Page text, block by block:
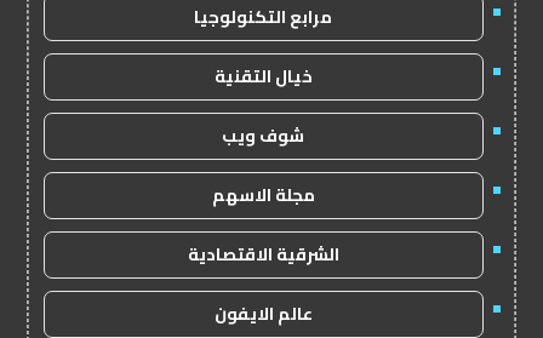
مرابع التكنولوجيا
خيال التقنية
شوف ويب
مجلة الاسهم
الشرقية الاقتصادية
عالم الايفون